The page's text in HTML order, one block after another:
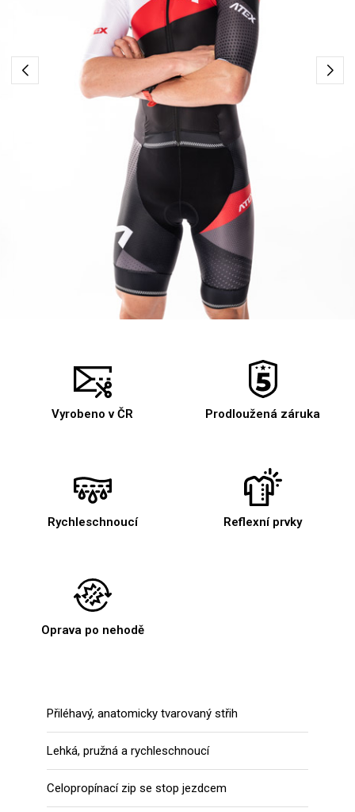
Vyrobeno v ČR Prodloužená záruka
Rychleschnoucí Reflexní prvky
Oprava po nehodě
Přiléhavý, anatomicky tvarovaný střih
Lehká, pružná a rychleschnoucí
Celopropínací zip se stop jezdcem